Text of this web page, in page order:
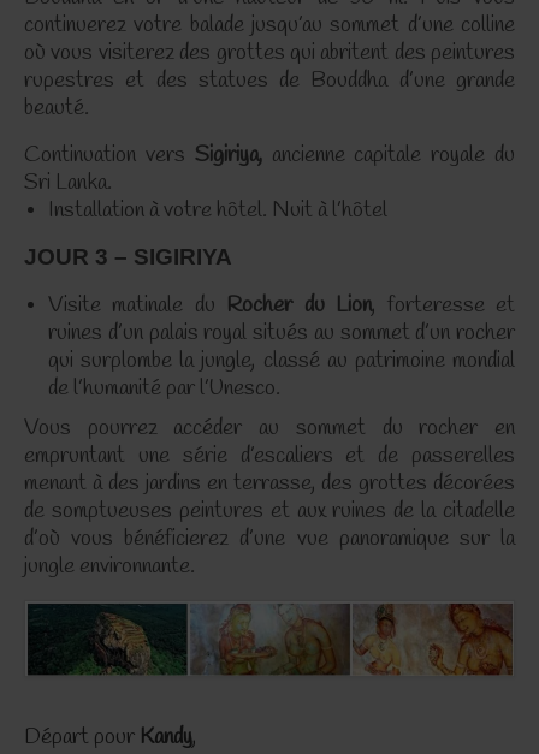
continuerez votre balade jusqu’au sommet d’une colline
où vous visiterez des grottes qui abritent des peintures
rupestres et des statues de Bouddha d’une grande
beauté.
Continuation vers Sigiriya, ancienne capitale royale du
Sri Lanka.
Installation à votre hôtel. Nuit à l’hôtel
JOUR 3 – SIGIRIYA
Visite matinale du Rocher du Lion, forteresse et
ruines d’un palais royal situés au sommet d’un rocher
qui surplombe la jungle, classé au patrimoine mondial
de l’humanité par l’Unesco.
Vous pourrez accéder au sommet du rocher en
empruntant une série d’escaliers et de passerelles
menant à des jardins en terrasse, des grottes décorées
de somptueuses peintures et aux ruines de la citadelle
d’où vous bénéficierez d’une vue panoramique sur la
jungle environnante.
Départ pour Kandy,